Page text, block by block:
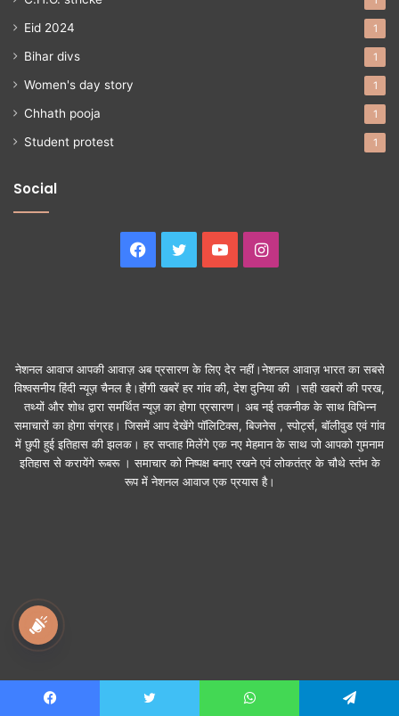
Eid 2024 1
Bihar divs 1
Women's day story 1
Chhath pooja 1
Student protest 1
Social
Facebook
Twitter YouTubeInstagram
नेशनल आवाज आपकी आवाज़ अब प्रसारण के लिए देर नहीं।नेशनल आवाज़ भारत का सबसे
विश्वसनीय हिंदी न्यूज़ चैनल है।होंगी खबरें हर गांव की, देश दुनिया की ।सही खबरों की परख,
तथ्यों और शोध द्वारा समर्थित न्यूज़ का होगा प्रसारण। अब नई तकनीक के साथ विभिन्न
समाचारों का होगा संग्रह। जिसमें आप देखेंगे पॉलिटिक्स, बिजनेस , स्पोर्ट्स, बॉलीवुड एवं गांव
में छुपी हुई इतिहास की झलक। हर सप्ताह मिलेंगे एक नए मेहमान के साथ जो आपको गुमनाम
इतिहास से करायेंगे रूबरू । समाचार को निष्पक्ष बनाए रखने एवं लोकतंत्र के चौथे स्तंभ के
रूप में नेशनल आवाज एक प्रयास है।